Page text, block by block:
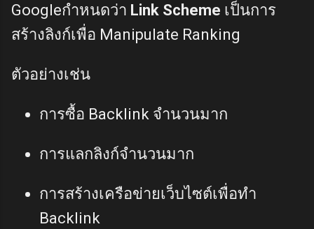
Googleกำหนดว่า Link Scheme เป็นการ
สร้างลิงก์เพื่อ Manipulate Ranking
ตัวอย่างเช่น
การซื้อ Backlink จำนวนมาก
การแลกลิงก์จำนวนมาก
การสร้างเครือข่ายเว็บไซต์เพื่อทำ
Backlink